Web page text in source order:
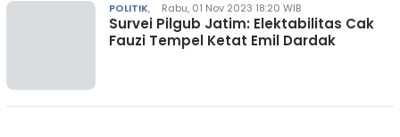
POLITIK, Rabu, 01 Nov 2023 18:20 WIB
Survei Pilgub Jatim: Elektabilitas Cak
Fauzi Tempel Ketat Emil Dardak